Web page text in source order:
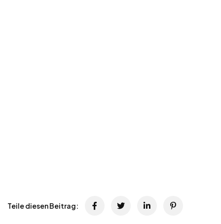
Teile diesen Beitrag: